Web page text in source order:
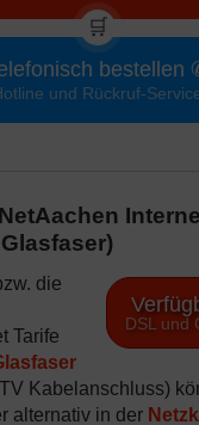
🛒
bestellen
und Rückruf-
NetAachen
DSL und
die
Tarife
Kabelanschluss)
alternativ in der